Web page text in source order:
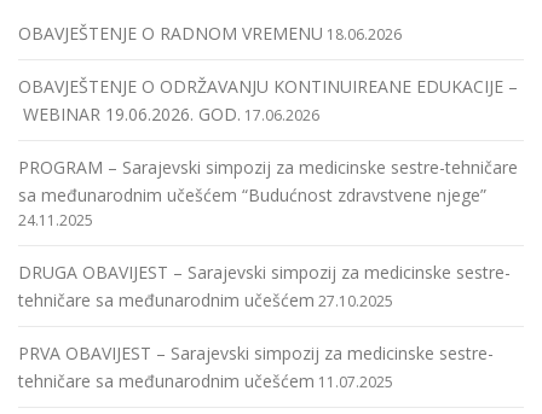
OBAVJEŠTENJE O RADNOM VREMENU 18.06.2026
OBAVJEŠTENJE O ODRŽAVANJU KONTINUIREANE EDUKACIJE –
WEBINAR 19.06.2026. GOD. 17.06.2026
PROGRAM – Sarajevski simpozij za medicinske sestre-tehničare
sa međunarodnim učešćem “Budućnost zdravstvene njege”
24.11.2025
DRUGA OBAVIJEST – Sarajevski simpozij za medicinske sestre-
tehničare sa međunarodnim učešćem 27.10.2025
PRVA OBAVIJEST – Sarajevski simpozij za medicinske sestre-
tehničare sa međunarodnim učešćem 11.07.2025